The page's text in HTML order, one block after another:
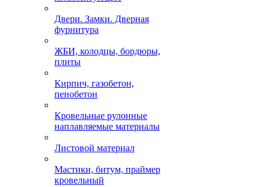
Двери. Замки. Дверная
фурнитура
ЖБИ, колодцы, бордюры,
плиты
Кирпич, газобетон,
пенобетон
Кровельные рулонные
наплавляемые материалы
Листовой материал
Мастики, битум, праймер
кровельный